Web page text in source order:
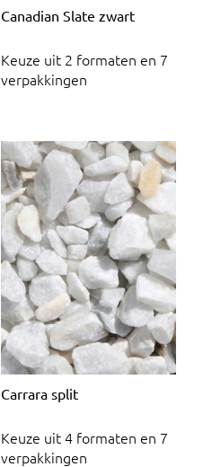
Canadian Slate zwart
Keuze uit 2 formaten en 7
verpakkingen
Carrara split
Keuze uit 4 formaten en 7
verpakkingen